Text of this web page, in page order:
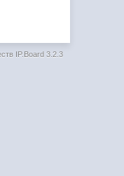
IP.Board 3.2.3